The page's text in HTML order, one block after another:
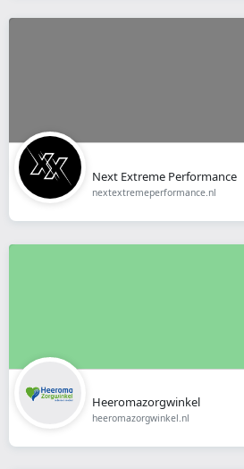
Next Extreme Performance
nextextremeperformance.nl
Heeromazorgwinkel
heeromazorgwinkel.nl